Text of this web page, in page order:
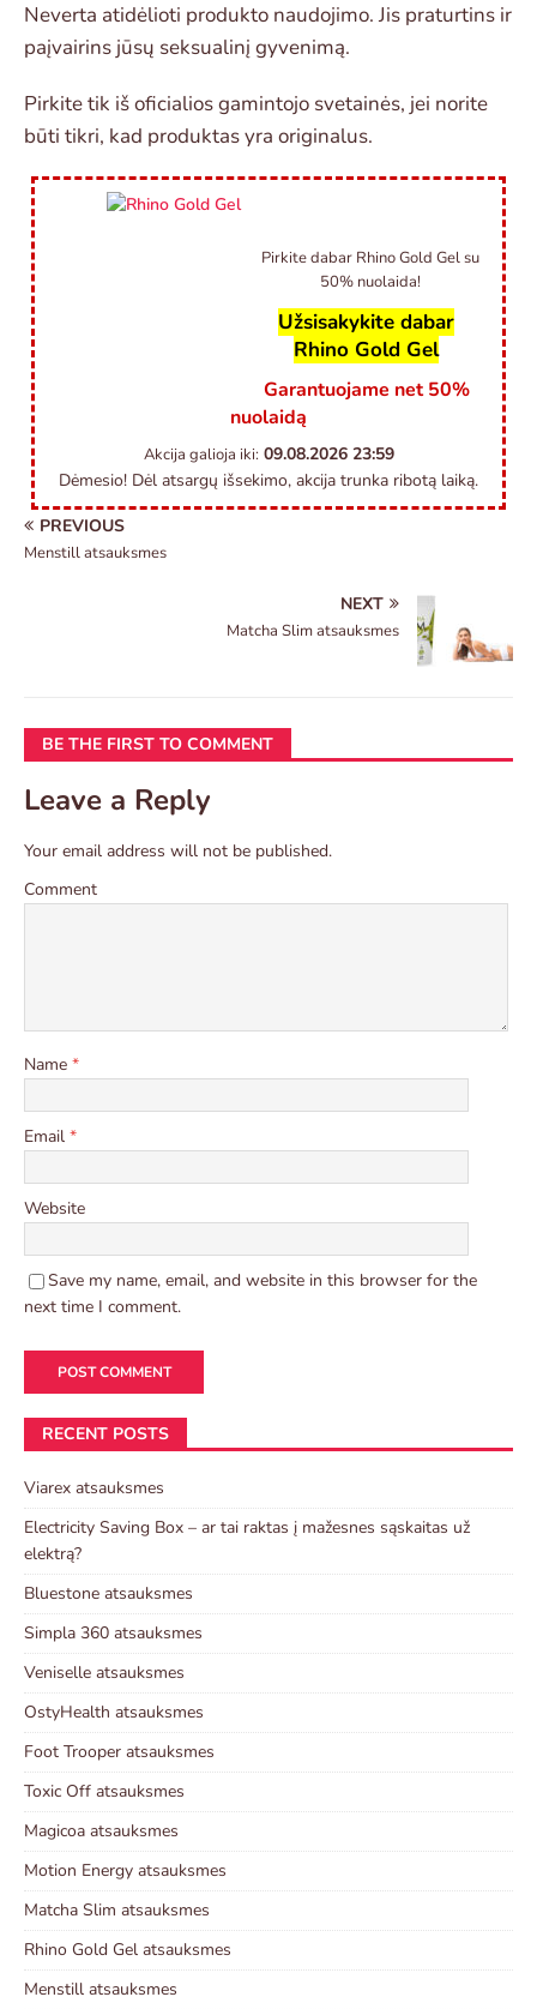
Neverta atidėlioti produkto naudojimo. Jis praturtins ir
paįvairins jūsų seksualinį gyvenimą.
Pirkite tik iš oficialios gamintojo svetainės, jei norite
būti tikri, kad produktas yra originalus.
Pirkite dabar Rhino Gold Gel su
50% nuolaida!
Užsisakykite dabar
Rhino Gold Gel
Garantuojame net 50%
nuolaidą
Akcija galioja iki: 09.08.2026 23:59
Dėmesio! Dėl atsargų išsekimo, akcija trunka ribotą laiką.
PREVIOUS
Menstill atsauksmes
NEXT
Matcha Slim atsauksmes
BE THE FIRST TO COMMENT
Leave a Reply
Your email address will not be published.
Comment
Name *
Email *
Website
Save my name, email, and website in this browser for the
next time I comment.
RECENT POSTS
Viarex atsauksmes
Electricity Saving Box – ar tai raktas į mažesnes sąskaitas už
elektrą?
Bluestone atsauksmes
Simpla 360 atsauksmes
Veniselle atsauksmes
OstyHealth atsauksmes
Foot Trooper atsauksmes
Toxic Off atsauksmes
Magicoa atsauksmes
Motion Energy atsauksmes
Matcha Slim atsauksmes
Rhino Gold Gel atsauksmes
Menstill atsauksmes